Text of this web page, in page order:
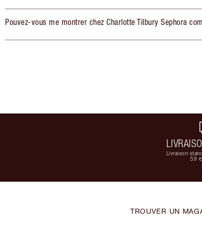
Pouvez-vous me montrer chez Charlotte Tilbury Sephora
Livraison
59
TROUVER UN